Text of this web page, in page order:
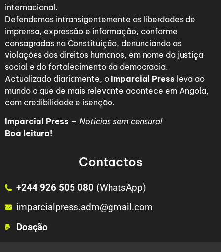
internacional.
Defendemos intransigentemente as liberdades de
imprensa, expressão e informação, conforme
consagradas na Constituição, denunciando as
violações dos direitos humanos, em nome da justiça
social e do fortalecimento da democracia.
Actualizado diariamente, o Imparcial Press leva ao
mundo o que de mais relevante acontece em Angola,
com credibilidade e isenção.
Imparcial Press — Notícias sem censura!
Boa leitura!
Contactos
+244 926 505 080 (WhatsApp)
imparcialpress.adm@gmail.com
Doação